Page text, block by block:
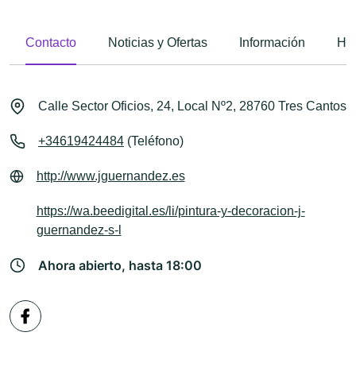
Contacto Noticias y Ofertas Información
Calle Sector Oficios, 24, Local Nº2, 28760 Tres Cantos
+34619424484 (Teléfono)
http://www.jguernandez.es
https://wa.beedigital.es/li/pintura-y-decoracion-j-
guernandez-s-l
Ahora abierto, hasta 18:00